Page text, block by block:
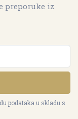
preporuke iz
podataka u skladu s